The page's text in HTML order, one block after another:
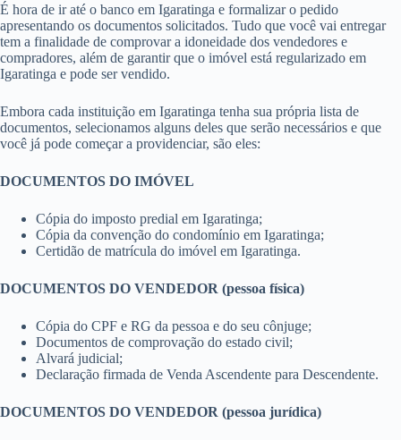
É hora de ir até o banco em Igaratinga e formalizar o pedido
apresentando os documentos solicitados. Tudo que você vai entregar
tem a finalidade de comprovar a idoneidade dos vendedores e
compradores, além de garantir que o imóvel está regularizado em
Igaratinga e pode ser vendido.
Embora cada instituição em Igaratinga tenha sua própria lista de
documentos, selecionamos alguns deles que serão necessários e que
você já pode começar a providenciar, são eles:
DOCUMENTOS DO IMÓVEL
Cópia do imposto predial em Igaratinga;
Cópia da convenção do condomínio em Igaratinga;
Certidão de matrícula do imóvel em Igaratinga.
DOCUMENTOS DO VENDEDOR (pessoa física)
Cópia do CPF e RG da pessoa e do seu cônjuge;
Documentos de comprovação do estado civil;
Alvará judicial;
Declaração firmada de Venda Ascendente para Descendente.
DOCUMENTOS DO VENDEDOR (pessoa jurídica)